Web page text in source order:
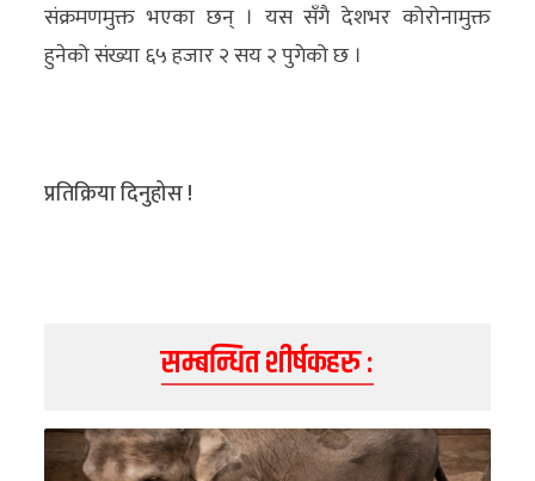
राशिफल
भिडियो
संक्रमणमुक्त भएका छन् । यस सँगै देशभर कोरोनामुक्त
हुनेको संख्या ६५ हजार २ सय २ पुगेको छ ।
प्रतिक्रिया दिनुहोस !
सम्बन्धित शीर्षकहरु :